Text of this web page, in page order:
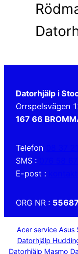
Datorhjälp i
Orrspelsvägen
167 66
Telefon
SMS :
E-post :
ORG NR :
Acer service Asus
Datorhjälp
Datorhjälp Masmo